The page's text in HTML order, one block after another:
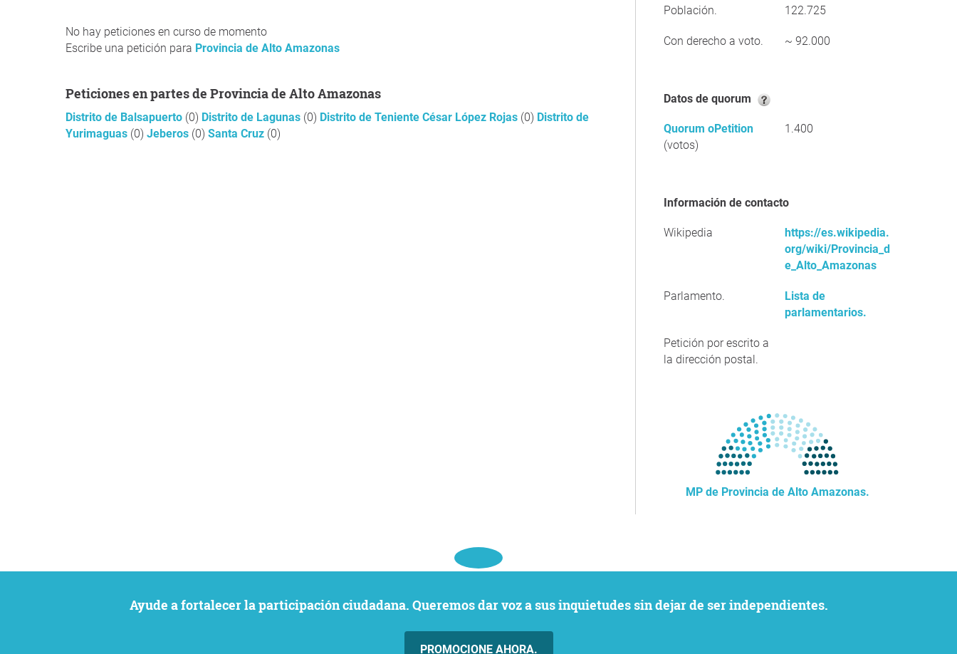
No hay peticiones en curso de momento
Escribe una petición para Provincia de Alto Amazonas
Peticiones en partes de Provincia de Alto Amazonas
Distrito de Balsapuerto (0) Distrito de Lagunas (0) Distrito de Teniente César López Rojas (0) Distrito de
Yurimaguas (0) Jeberos (0) Santa Cruz (0)
Población. 122.725
Con derecho a voto. ~ 92.000
Datos de quorum
Quorum oPetition
(votos)
1.400
Información de contacto
Wikipedia
https://es.wikipedia.
org/wiki/Provincia_d
e_Alto_Amazonas
Parlamento.
Lista de
parlamentarios.
Petición por escrito a
la dirección postal.
MP de Provincia de Alto Amazonas.
Ayude a fortalecer la participación ciudadana. Queremos dar voz a sus inquietudes sin dejar de ser independientes.
PROMOCIONE AHORA.